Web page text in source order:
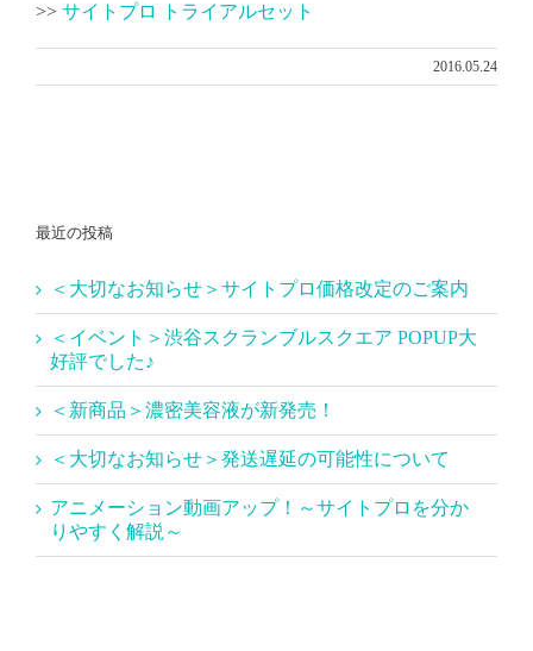
>> サイトプロ トライアルセット
2016.05.24
最近の投稿
＜大切なお知らせ＞サイトプロ価格改定のご案内
＜イベント＞渋谷スクランブルスクエア POPUP大
好評でした♪
＜新商品＞濃密美容液が新発売！
＜大切なお知らせ＞発送遅延の可能性について
アニメーション動画アップ！～サイトプロを分か
りやすく解説～